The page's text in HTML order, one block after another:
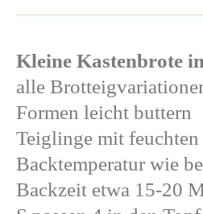
Kleine Kastenbrote
alle
Formen leicht buttern
Teiglinge mit
Backtemperatur wie
Backzeit etwa 15-20